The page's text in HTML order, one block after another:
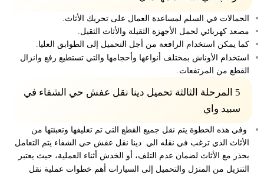
الحمالات في السلم لمساعدة العمال على تحريك الأثاث.
مصعد كهربائي لحمل الأجهزة الثقيلة والأثاث الثقيل.
كما يمكن استخدام الرافعة من أجل التحميل إلى الطوابق العليا.
استخدام الأوناش بمختلف أنواعها وأحجامها والتي تستطيع رفع وانزال
القطع من المرتفعات.
5 المرحلة الثالثة تحميل دينا نقل عفش حي الشفاء في
سبيد واي
وفي هذه الخطوة يتم نقل جميع القطع التي تم تغليفها وتعبئتها من
الأثاث الذي ترغب في نقله الي دينا نقل عفش حي الشفاء يتم التعامل
بحذر مع الأثاث لضمان عدم التلف، أو الخدش أثناء العملية، حيث يعتبر
التنزيل من المنزل والتحميل إلى السيارات أهم خطوات عملية نقل